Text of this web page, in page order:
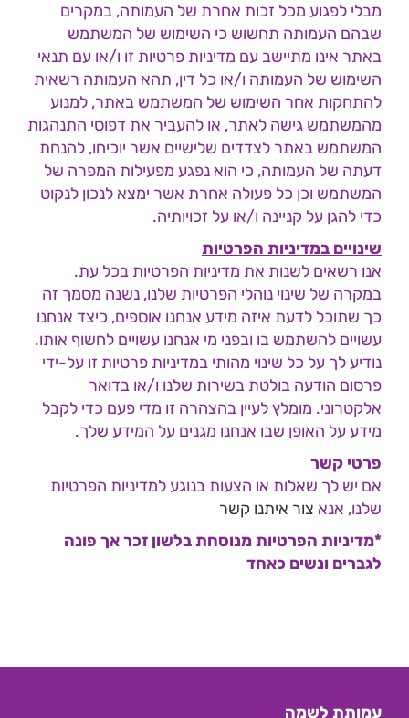
מבלי לפגוע מכל זכות אחרת של העמותה, במקרים
שבהם העמותה תחשוש כי השימוש של המשתמש
באתר אינו מתיישב עם מדיניות פרטיות זו ו/או עם תנאי
השימוש של העמותה ו/או כל דין, תהא העמותה רשאית
להתחקות אחר השימוש של המשתמש באתר, למנוע
מהמשתמש גישה לאתר, או להעביר את דפוסי התנהגות
המשתמש באתר לצדדים שלישיים אשר יוכיחו, להנחת
דעתה של העמותה, כי הוא נפגע מפעילות המפרה של
המשתמש וכן כל פעולה אחרת אשר ימצא לנכון לנקוט
כדי להגן על קניינה ו/או על זכויותיה.
שינויים במדיניות הפרטיות
אנו רשאים לשנות את מדיניות הפרטיות בכל עת.
במקרה של שינוי נוהלי הפרטיות שלנו, נשנה מסמך זה
כך שתוכל לדעת איזה מידע אנחנו אוספים, כיצד אנחנו
עשויים להשתמש בו ובפני מי אנחנו עשויים לחשוף אותו.
נודיע לך על כל שינוי מהותי במדיניות פרטיות זו על-ידי
פרסום הודעה בולטת בשירות שלנו ו/או בדואר
אלקטרוני. מומלץ לעיין בהצהרה זו מדי פעם כדי לקבל
מידע על האופן שבו אנחנו מגנים על המידע שלך.
פרטי קשר
אם יש לך שאלות או הצעות בנוגע למדיניות הפרטיות
שלנו, אנא צור איתנו קשר
*מדיניות הפרטיות מנוסחת בלשון זכר אך פונה
לגברים ונשים כאחד
עמותת לשמה